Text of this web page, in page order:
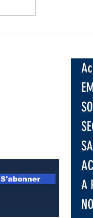
agriculteurs avant
prochaine saison
S'abonner
A